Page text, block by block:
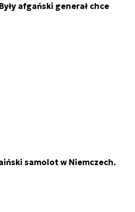
afgański generał chce
samolot w Niemczech.